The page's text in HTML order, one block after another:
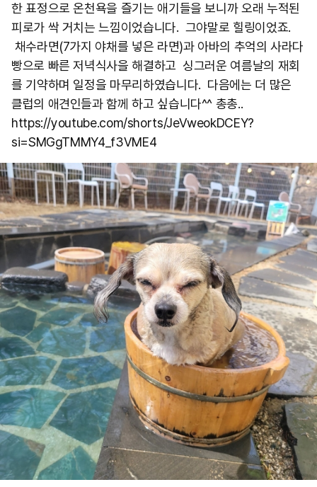
한 표정으로 온천욕을 즐기는 애기들을 보니까 오래 누적된
피로가 싹 거치는 느낌이었습니다. 그야말로 힐링이었죠.
채수라면(7가지 야채를 넣은 라면)과 아바의 추억의 사라다
빵으로 빠른 저녁식사을 해결하고 싱그러운 여름날의 재회
를 기약하며 일정을 마무리하였습니다. 다음에는 더 많은
클럽의 애견인들과 함께 하고 싶습니다^^ 총총..
https://youtube.com/shorts/JeVweokDCEY?
si=SMGgTMMY4_f3VME4